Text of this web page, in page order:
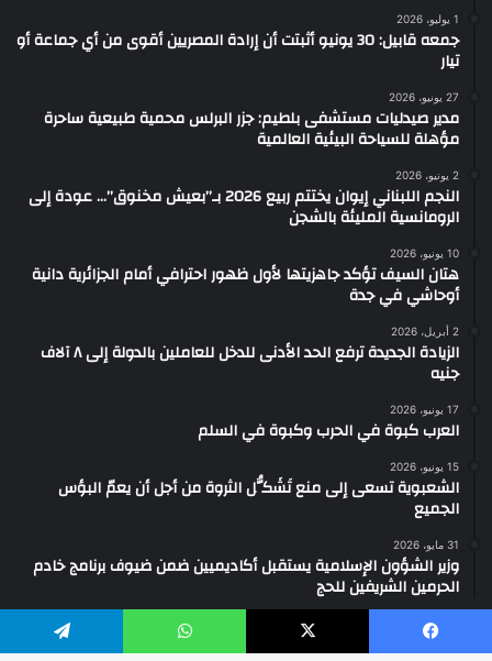
1 يوليو، 2026
جمعه قابيل: 30 يونيو أثبتت أن إرادة المصريين أقوى من أي جماعة أو
تيار
27 يونيو، 2026
مدير صيدليات مستشفى بلطيم: جزر البرلس محمية طبيعية ساحرة
مؤهلة للسياحة البيئية العالمية
2 يونيو، 2026
النجم اللبناني إيوان يختتم ربيع 2026 بـ”بعيش مخنوق”… عودة إلى
الرومانسية المليئة بالشجن
10 يونيو، 2026
هتان السيف تؤكد جاهزيتها لأول ظهور احترافي أمام الجزائرية دانية
أوحاشي في جدة
2 أبريل، 2026
الزيادة الجديدة ترفع الحد الأدنى للدخل للعاملين بالدولة إلى ٨ آلاف
جنيه
17 يونيو، 2026
العرب كبوة في الحرب وكبوة في السلم
15 يونيو، 2026
الشعبوية تسعى إلى منع تَشَكُّل الثروة من أجل أن يعمّ البؤس
الجميع
31 مايو، 2026
وزير الشؤون الإسلامية يستقبل أكاديميين ضمن ضيوف برنامج خادم
الحرمين الشريفين للحج
فيسبوك ‫X واتساب تيلقرام